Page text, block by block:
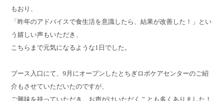
もおり、
「昨年のアドバイスで食生活を意識したら、結果が改善した！」とい
う嬉しい声もいただき、
こちらまで元気になるような1日でした。
ブース入口にて、9月にオープンしたとちぎロボケアセンターのご紹
介もさせていただいたのですが、
ご興味を持っていただき、お声がけいただくことも多くありました！